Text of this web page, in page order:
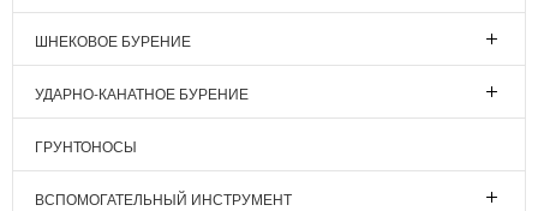
ШНЕКОВОЕ БУРЕНИЕ
УДАРНО-КАНАТНОЕ БУРЕНИЕ
ГРУНТОНОСЫ
ВСПОМОГАТЕЛЬНЫЙ ИНСТРУМЕНТ